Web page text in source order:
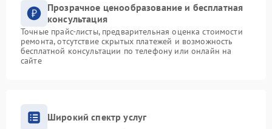
Прозрачное ценообразование и бесплатная
консультация
Точные прайс-листы, предварительная оценка стоимости
ремонта, отсутствие скрытых платежей и возможность
бесплатной консультации по телефону или онлайн на
сайте
Широкий спектр услуг